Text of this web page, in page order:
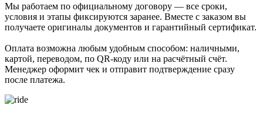
Мы работаем по официальному договору — все сроки,
условия и этапы фиксируются заранее. Вместе с заказом вы
получаете оригиналы документов и гарантийный сертификат.
Оплата возможна любым удобным способом: наличными,
картой, переводом, по QR-коду или на расчётный счёт.
Менеджер оформит чек и отправит подтверждение сразу
после платежа.